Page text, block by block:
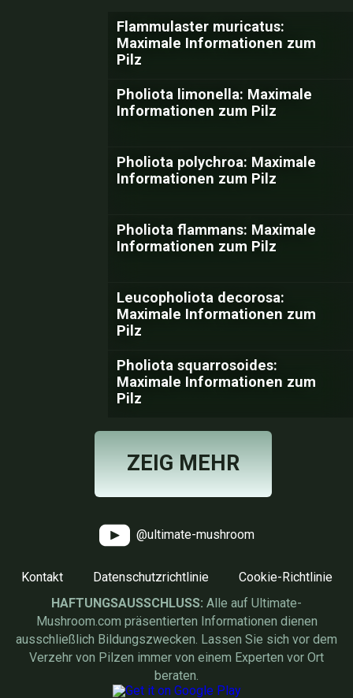
Flammulaster muricatus:
Maximale Informationen zum
Pilz
Pholiota limonella: Maximale
Informationen zum Pilz
Pholiota polychroa: Maximale
Informationen zum Pilz
Pholiota flammans: Maximale
Informationen zum Pilz
Leucopholiota decorosa:
Maximale Informationen zum
Pilz
Pholiota squarrosoides:
Maximale Informationen zum
Pilz
ZEIG MEHR
@ultimate-mushroom
Kontakt Datenschutzrichtlinie
Cookie-Richtlinie
HAFTUNGSAUSSCHLUSS: Alle auf Ultimate-
Mushroom.com präsentierten Informationen dienen
ausschließlich Bildungszwecken. Lassen Sie sich vor dem
Verzehr von Pilzen immer von einem Experten vor Ort
beraten.